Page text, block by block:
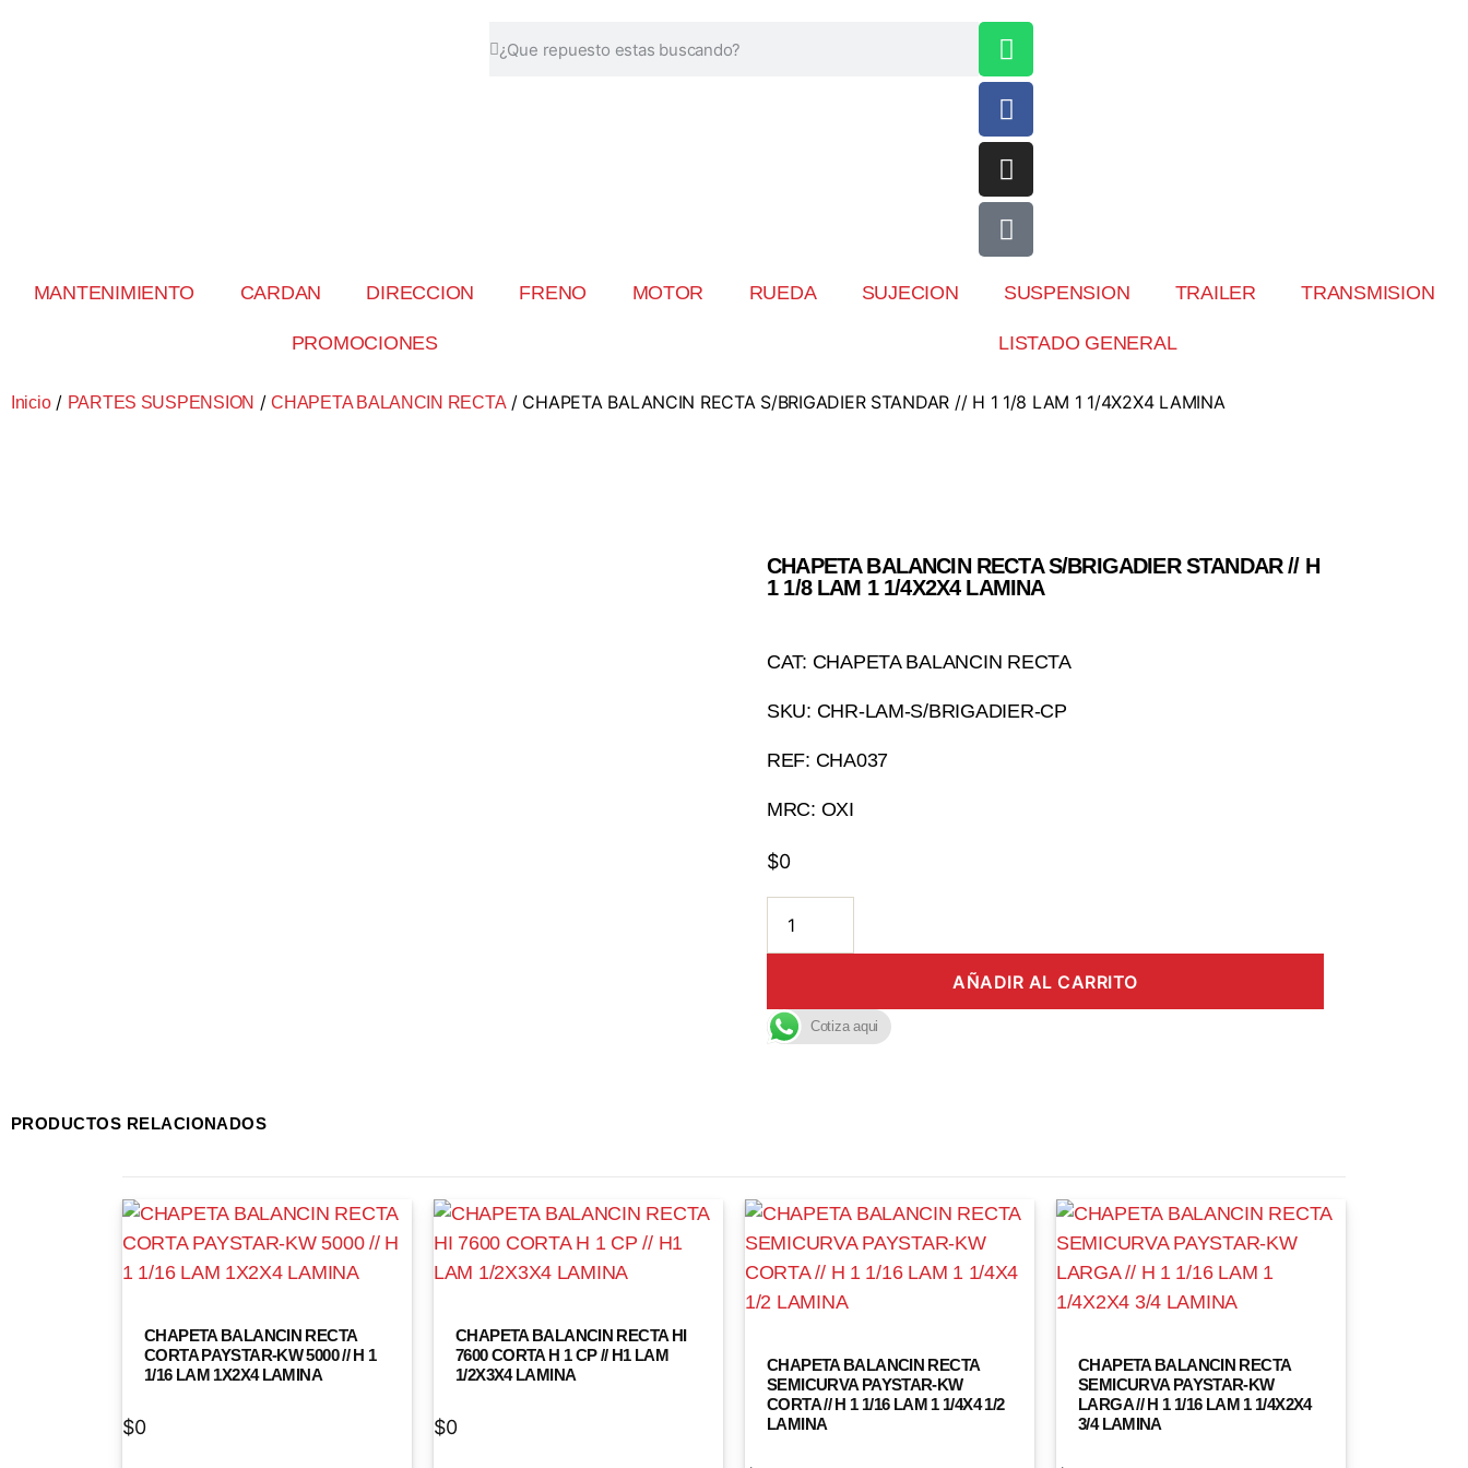
MANTENIMIENTO CARDAN DIRECCION FRENO MOTOR RUEDA SUJECION SUSPENSION TRAILER TRANSMISION
PROMOCIONES LISTADO GENERAL
Inicio/ PARTES SUSPENSION /CHAPETA BALANCIN RECTA/ CHAPETA BALANCIN RECTA S/BRIGADIER STANDAR // H 1 1/8 LAM 1 1/4X2X4 LAMINA
CHAPETA BALANCIN RECTA S/BRIGADIER STANDAR // H
1 1/8 LAM 1 1/4X2X4 LAMINA
CAT: CHAPETA BALANCIN RECTA
SKU: CHR-LAM-S/BRIGADIER-CP
REF: CHA037
MRC: OXI
$0
AÑADIR AL CARRITO
Cotiza aqui
PRODUCTOS RELACIONADOS
CHAPETA BALANCIN RECTA
CORTA PAYSTAR-KW 5000 // H 1
1/16 LAM 1X2X4 LAMINA
$0
CHAPETA BALANCIN RECTA HI
7600 CORTA H 1 CP // H1 LAM
1/2X3X4 LAMINA
$0
CHAPETA BALANCIN RECTA
SEMICURVA PAYSTAR-KW
CORTA // H 1 1/16 LAM 1 1/4X4 1/2
LAMINA
CHAPETA BALANCIN RECTA
SEMICURVA PAYSTAR-KW
LARGA // H 1 1/16 LAM 1 1/4X2X4
3/4 LAMINA